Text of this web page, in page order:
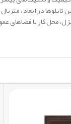
تابلوها در ابعاد ،
محل کار یا فضاهای